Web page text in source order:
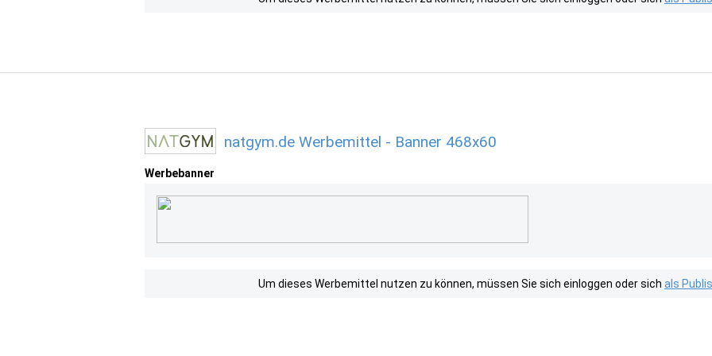
natgym.de Werbemittel - Banner 468x60
Werbebanner
Um dieses Werbemittel nutzen zu können, müssen Sie sich einloggen oder sich als